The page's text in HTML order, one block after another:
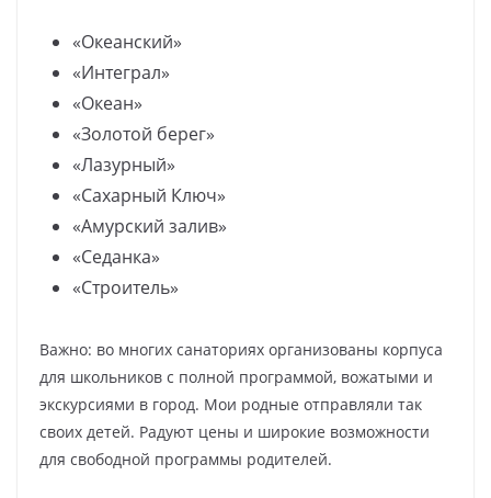
«Океанский»
«Интеграл»
«Океан»
«Золотой берег»
«Лазурный»
«Сахарный Ключ»
«Амурский залив»
«Седанка»
«Строитель»
Важно: во многих санаториях организованы корпуса
для школьников с полной программой, вожатыми и
экскурсиями в город. Мои родные отправляли так
своих детей. Радуют цены и широкие возможности
для свободной программы родителей.